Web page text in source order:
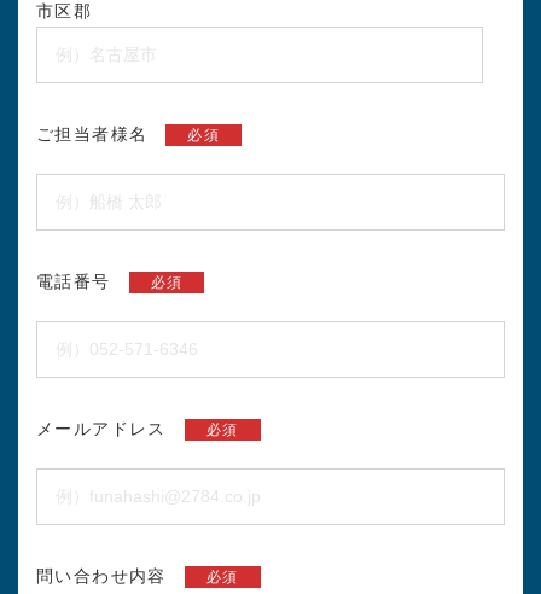
市区郡
ご担当者様名 必須
電話番号 必須
メールアドレス 必須
問い合わせ内容 必須